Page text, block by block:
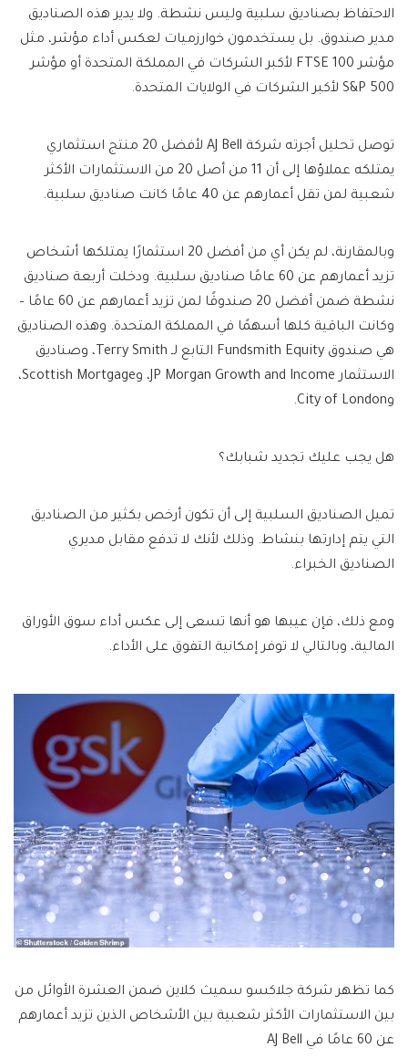
الاحتفاظ بصناديق سلبية وليس نشطة. ولا يدير هذه الصناديق
مدير صندوق. بل يستخدمون خوارزميات لعكس أداء مؤشر، مثل
مؤشر FTSE 100 لأكبر الشركات في المملكة المتحدة أو مؤشر
S&P 500 لأكبر الشركات في الولايات المتحدة.
توصل تحليل أجرته شركة AJ Bell لأفضل 20 منتج استثماري
يمتلكه عملاؤها إلى أن 11 من أصل 20 من الاستثمارات الأكثر
شعبية لمن تقل أعمارهم عن 40 عامًا كانت صناديق سلبية.
وبالمقارنة، لم يكن أي من أفضل 20 استثمارًا يمتلكها أشخاص
تزيد أعمارهم عن 60 عامًا صناديق سلبية. ودخلت أربعة صناديق
نشطة ضمن أفضل 20 صندوقًا لمن تزيد أعمارهم عن 60 عامًا –
وكانت الباقية كلها أسهمًا في المملكة المتحدة. وهذه الصناديق
هي صندوق Fundsmith Equity التابع لـ Terry Smith، وصناديق
الاستثمار JP Morgan Growth and Income، وScottish Mortgage،
وCity of London.
هل يجب عليك تجديد شبابك؟
تميل الصناديق السلبية إلى أن تكون أرخص بكثير من الصناديق
التي يتم إدارتها بنشاط. وذلك لأنك لا تدفع مقابل مديري
الصناديق الخبراء.
ومع ذلك، فإن عيبها هو أنها تسعى إلى عكس أداء سوق الأوراق
المالية، وبالتالي لا توفر إمكانية التفوق على الأداء.
كما تظهر شركة جلاكسو سميث كلاين ضمن العشرة الأوائل من
بين الاستثمارات الأكثر شعبية بين الأشخاص الذين تزيد أعمارهم
عن 60 عامًا في AJ Bell